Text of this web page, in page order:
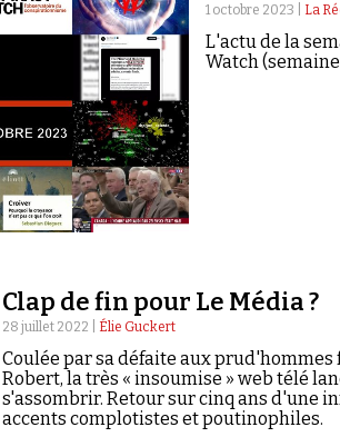
1 octobre 2023 | La
L'actu de la
Watch
Clap de fin pour Le Média ?
28 juillet 2022 | Élie Guckert
Coulée par sa défaite aux prud'hommes
Robert, la très « insoumise » web télé
s'assombrir. Retour sur cinq ans d'une
accents complotistes et poutinophiles.